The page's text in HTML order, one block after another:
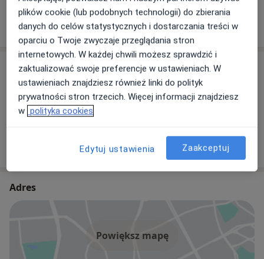
W jaki sposób ustalane są ceny?
Specjaliści
lek. Sebastian Joński-Jastrzębowski
Adres
Powiększ mapę
plików cookie (lub podobnych technologii) do zbierania
danych do celów statystycznych i dostarczania treści w
oparciu o Twoje zwyczaje przeglądania stron
internetowych. W każdej chwili możesz sprawdzić i
zaktualizować swoje preferencje w ustawieniach. W
ustawieniach znajdziesz również linki do polityk
prywatności stron trzecich. Więcej informacji znajdziesz
w polityka cookies
Edytuj ustawienia Zaakceptuj